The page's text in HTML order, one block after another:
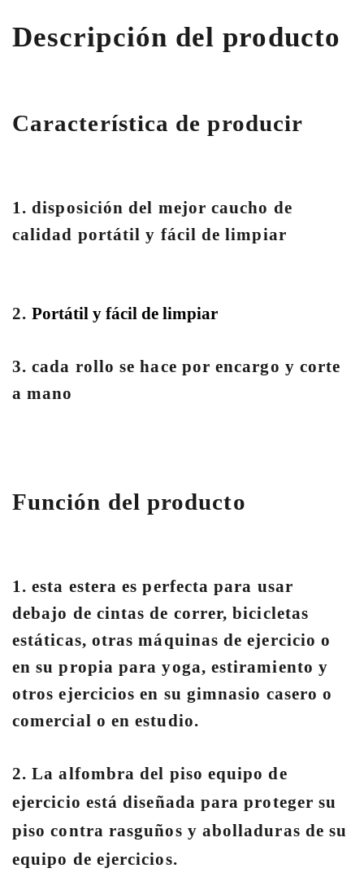
Descripción del producto
Característica de producir
1. disposición del mejor caucho de
calidad portátil y fácil de limpiar
2.Portátil y fácil de limpiar
3. cada rollo se hace por encargo y corte
a mano
Función del producto
1. esta estera es perfecta para usar
debajo de cintas de correr, bicicletas
estáticas, otras máquinas de ejercicio o
en su propia para yoga, estiramiento y
otros ejercicios en su gimnasio casero o
comercial o en estudio.
2. La alfombra del piso equipo de
ejercicio está diseñada para proteger su
piso contra rasguños y abolladuras de su
equipo de ejercicios.